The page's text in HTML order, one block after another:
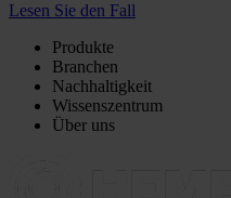
Lesen Sie den Fall
Produkte
Branchen
Nachhaltigkeit
Wissenszentrum
Über uns